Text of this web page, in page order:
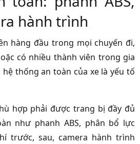
hành trình
hàng đầu trong mọi chuyến đi,
có nhiều thành viên trong gia
thống an toàn của xe là yếu tố
hợp phải được trang bị đầy đủ
như phanh ABS, phân bổ lực
trước, sau, camera hành trình